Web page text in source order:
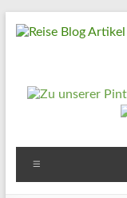
Inhalt
Blog
–